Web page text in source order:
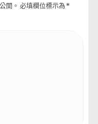
開。 必填欄位標示為*